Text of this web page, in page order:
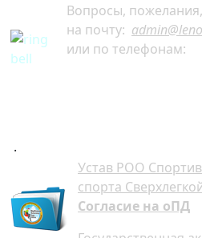
Вопросы,
на почту:
или по телефонам:
.
Устав РОО
спорта
Согласие на оПД